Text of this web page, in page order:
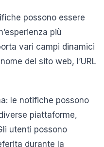
possono essere
più
vari campi dinamici
del sito web, l’URL
le notifiche possono
piattaforme,
utenti possono
durante la